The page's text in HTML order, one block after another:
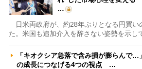
…
日米両政府が、約28年ぶりとなる円買い
た。米国も追加介入を辞さない姿勢を示し
「キオクシア急落で含み損が膨らんで…
の成長につなげる4つの視点 …